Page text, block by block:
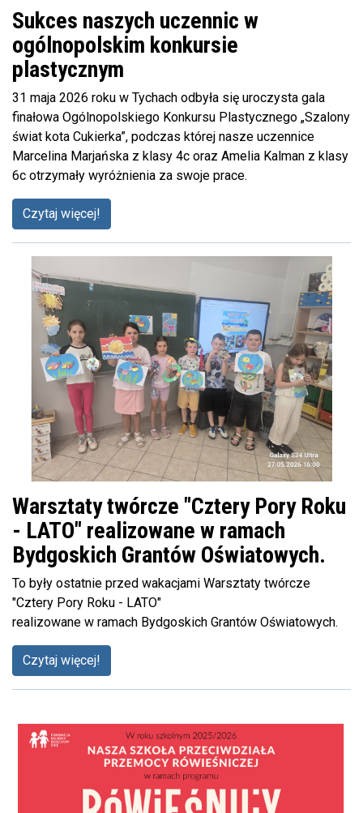
Sukces naszych uczennic w
ogólnopolskim konkursie
plastycznym
31 maja 2026 roku w Tychach odbyła się uroczysta gala
finałowa Ogólnopolskiego Konkursu Plastycznego „Szalony
świat kota Cukierka”, podczas której nasze uczennice
Marcelina Marjańska z klasy 4c oraz Amelia Kalman z klasy
6c otrzymały wyróżnienia za swoje prace.
Czytaj więcej!
Warsztaty twórcze "Cztery Pory Roku
- LATO" realizowane w ramach
Bydgoskich Grantów Oświatowych.
To były ostatnie przed wakacjami Warsztaty twórcze
"Cztery Pory Roku - LATO"
realizowane w ramach Bydgoskich Grantów Oświatowych.
Czytaj więcej!